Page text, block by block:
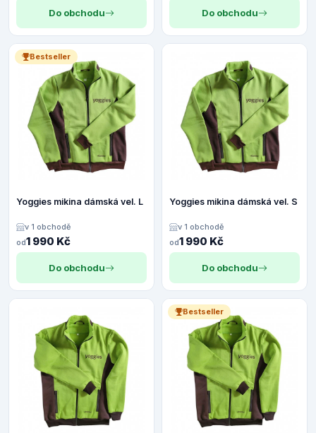
Do obchodu Do obchodu
Bestseller
Yoggies mikina dámská vel. L
v 1 obchodě
od1 990 Kč
Do obchodu
Yoggies mikina dámská vel. S
v 1 obchodě
od1 990 Kč
Do obchodu
Bestseller